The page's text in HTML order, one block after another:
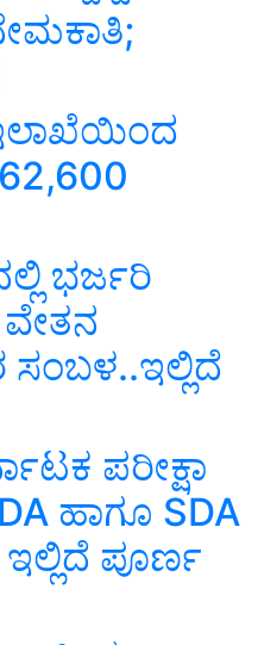
ಭರ್ಜರಿ
ಪರೀಕ್ಷಾ
ಹಾಗೂ SDA
ಇಲ್ಲಿದೆ ಪೂರ್ಣ